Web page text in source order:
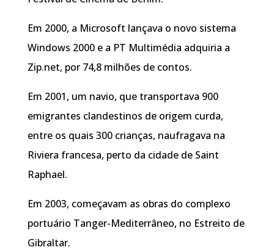
Em 2000, a Microsoft lançava o novo sistema
Windows 2000 e a PT Multimédia adquiria a
Zip.net, por 74,8 milhões de contos.
Em 2001, um navio, que transportava 900
emigrantes clandestinos de origem curda,
entre os quais 300 crianças, naufragava na
Riviera francesa, perto da cidade de Saint
Raphael.
Em 2003, começavam as obras do complexo
portuário Tanger-Mediterrâneo, no Estreito de
Gibraltar.